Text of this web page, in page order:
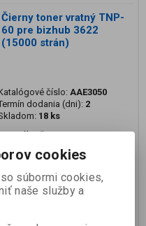
Čierny toner vratný TNP-
60 pre bizhub 3622
(15000 strán)
číslo: AAE3050
dodania (dni): 2
18 ks
čierny toner Konica
obsahuje 1 zásobník na
372,17 EUR
EUR (Vaša cena bez DPH:)
cookies
súbormi cookies,
naše služby a